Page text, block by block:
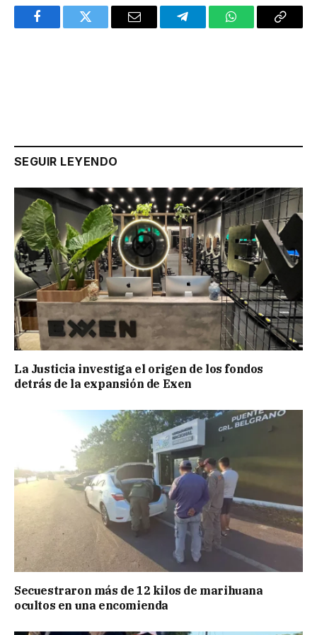
FacebookTwitter Email TelegramWhatsAppCopy
SEGUIR LEYENDO
La Justicia investiga el origen de los fondos
detrás de la expansión de Exen
Secuestraron más de 12 kilos de marihuana
ocultos en una encomienda